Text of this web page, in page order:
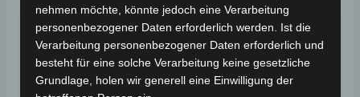
Garantiert sicherer Checkout
nehmen möchte, könnte jedoch eine Verarbeitung
personenbezogener Daten erforderlich werden. Ist die
Verarbeitung personenbezogener Daten erforderlich und
besteht für eine solche Verarbeitung keine gesetzliche
Grundlage, holen wir generell eine Einwilligung der